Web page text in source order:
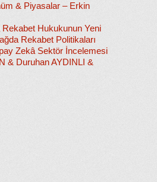
& Piyasalar – Erkin
Rekabet Hukukunun Yeni
Rekabet Politikaları
Zekâ Sektör İncelemesi
& Duruhan AYDINLI &